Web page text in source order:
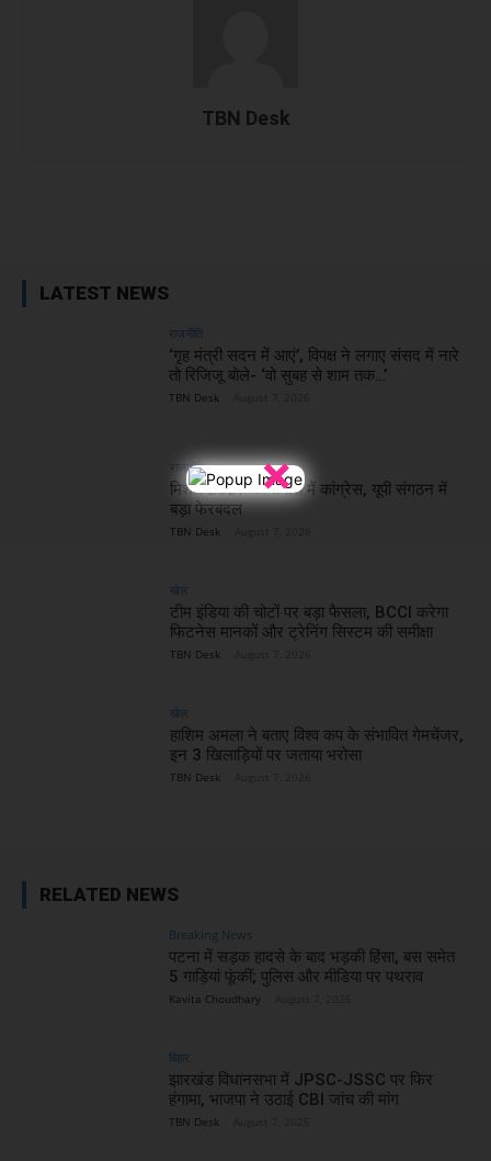
×
TBN Desk
LATEST NEWS
राजनीति
‘गृह मंत्री सदन में आएं’, विपक्ष ने लगाए संसद में नारे
तो रिजिजू बोले- ‘वो सुबह से शाम तक…’
TBN Desk
राजनीति
मिशन 2027 की तैयारी में कांग्रेस, यूपी संगठन में
बड़ा फेरबदल
TBN Desk
खेल
टीम इंडिया की चोटों पर बड़ा फैसला, BCCI करेगा
फिटनेस मानकों और ट्रेनिंग सिस्टम की समीक्षा
TBN Desk
खेल
हाशिम अमला ने बताए विश्व कप के संभावित गेमचेंजर,
इन 3 खिलाड़ियों पर जताया भरोसा
TBN Desk
RELATED NEWS
Breaking News
पटना में सड़क हादसे के बाद भड़की हिंसा, बस समेत
5 गाड़ियां फूंकीं; पुलिस और मीडिया पर पथराव
Kavita Choudhary
बिहार
झारखंड विधानसभा में JPSC-JSSC पर फिर
हंगामा, भाजपा ने उठाई CBI जांच की मांग
TBN Desk